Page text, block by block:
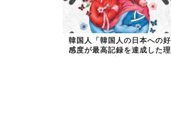
韓国人「韓国人の日本への好
感度が最高記録を達成した理